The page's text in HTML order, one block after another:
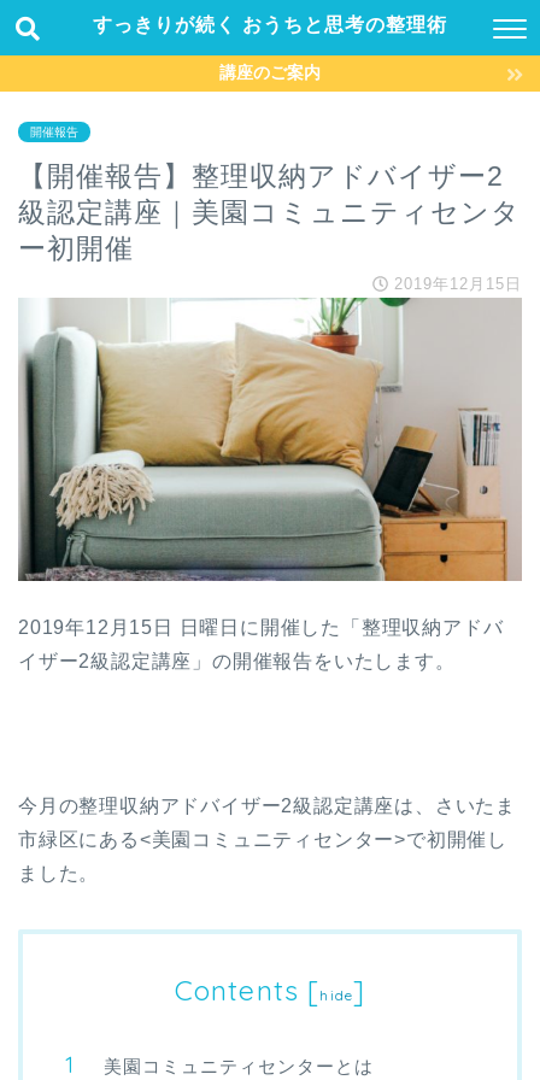
すっきりが続く おうちと思考の整理術
講座のご案内
開催報告
【開催報告】整理収納アドバイザー2
級認定講座｜美園コミュニティセンタ
ー初開催
2019年12月15日
2019年12月15日 日曜日に開催した「整理収納アドバ
イザー2級認定講座」の開催報告をいたします。
今月の整理収納アドバイザー2級認定講座は、さいたま
市緑区にある<美園コミュニティセンター>で初開催し
ました。
Contents [hide]
美園コミュニティセンターとは